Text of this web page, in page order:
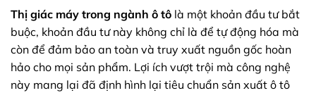
Thị giác máy trong ngành ô tô là một khoản đầu tư bắt
buộc, khoản đầu tư này không chỉ là để tự động hóa mà
còn để đảm bảo an toàn và truy xuất nguồn gốc hoàn
hảo cho mọi sản phẩm. Lợi ích vượt trội mà công nghệ
này mang lại đã định hình lại tiêu chuẩn sản xuất ô tô